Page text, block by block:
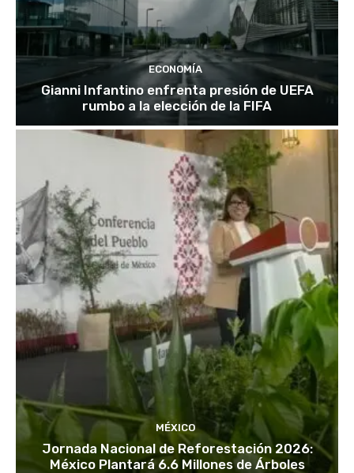
ECONOMÍA
Gianni Infantino enfrenta presión de UEFA
rumbo a la elección de la FIFA
MÉXICO
Jornada Nacional de Reforestación 2026:
México Plantará 6.6 Millones de Árboles